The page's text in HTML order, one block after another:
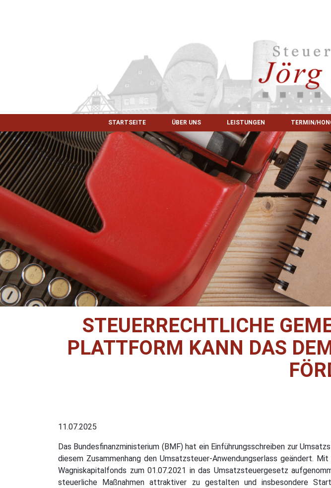
STARTSEITE ÜBER UNS LEISTUNGEN TERMIN/
STEUERRECHTLICHE
PLATTFORM KANN DAS
11.07.2025
Das Bundesfinanzministerium (BMF) hat ein Einführungsschreiben zur
diesem Zusammenhang den Umsatzsteuer-Anwendungserlass geändert.
Wagniskapitalfonds zum 01.07.2021 in das Umsatzsteuergesetz
steuerliche Maßnahmen attraktiver zu gestalten und insbesondere